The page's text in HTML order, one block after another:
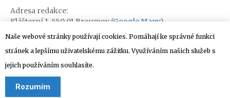
Adresa redakce:
Klášterní 1, 550 01 Broumov (Google Mapy)
Naše webové stránky používají cookies. Pomáhají ke správné funkci
stránek a lepšímu uživatelskému zážitku. Využíváním našich služeb s
jejich používáním souhlasíte.
Rozumím